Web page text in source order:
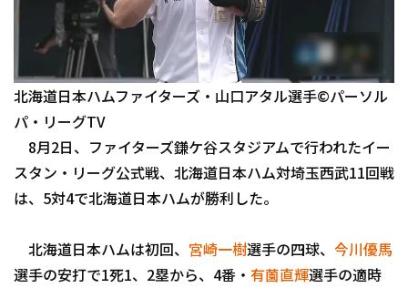
順位表･成績
1軍公式戦
ファーム東地区
ファーム中地区
ファーム西地区
交流戦
選手名鑑
選手名鑑トップ
北海道日本ハムファイターズ
東北楽天ゴールデンイーグルス
千葉ロッテマリーンズ
ニュース
設定
北海道日本ハムファイターズ・山口アタル選手©パーソル
パ・リーグTV
8月2日、ファイターズ鎌ケ谷スタジアムで行われたイー
スタン・リーグ公式戦、北海道日本ハム対埼玉西武11回戦
は、5対4で北海道日本ハムが勝利した。
北海道日本ハムは初回、 宮崎一樹選手の四球、 今川優馬
選手の安打で1死1、2塁から、4番・ 有薗直輝選手の適時